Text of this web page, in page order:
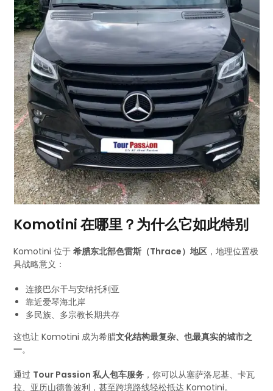
Komotini 在哪里？为什么它如此特别
Komotini 位于希腊东北部色雷斯（Thrace）地区 ，地理位置极
具战略意义：
连接巴尔干与安纳托利亚
靠近爱琴海北岸
多民族、多宗教长期共存
这也让 Komotini 成为希腊文化结构最复杂、也最真实的城市之
一。
通过 Tour Passion 私人包车服务 ，你可以从塞萨洛尼基、卡瓦
拉、亚历山德鲁波利，甚至跨境路线轻松抵达 Komotini。